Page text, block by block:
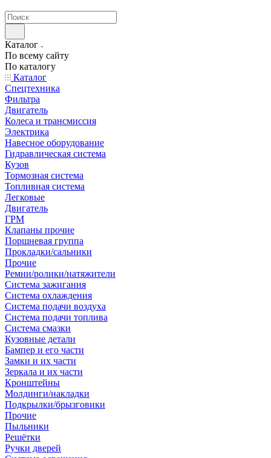
Каталог
По всему сайту
По каталогу
Каталог
Спецтехника
Фильтра
Двигатель
Колеса и трансмиссия
Электрика
Навесное оборудование
Гидравлическая система
Кузов
Тормозная система
Топливная система
Легковые
Двигатель
ГРМ
Клапаны прочие
Поршневая группа
Прокладки/сальники
Прочие
Ремни/ролики/натяжители
Система зажигания
Система охлаждения
Система подачи воздуха
Система подачи топлива
Система смазки
Кузовные детали
Бампер и его части
Замки и их части
Зеркала и их части
Кронштейны
Молдинги/накладки
Подкрылки/брызговики
Прочие
Пыльники
Решётки
Ручки дверей